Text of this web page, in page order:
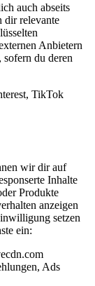
auch abseits
dir relevante
Anbietern
du deren
TikTok
wir dir auf
Inhalte
Produkte
anzeigen
setzen
ein:
Ads